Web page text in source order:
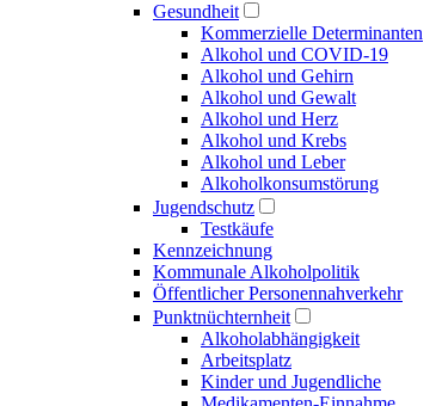
Gesundheit
Kommerzielle Determinanten
Alkohol und COVID-19
Alkohol und Gehirn
Alkohol und Gewalt
Alkohol und Herz
Alkohol und Krebs
Alkohol und Leber
Alkoholkonsumstörung
Jugendschutz
Testkäufe
Kennzeichnung
Kommunale Alkoholpolitik
Öffentlicher Personennahverkehr
Punktnüchternheit
Alkoholabhängigkeit
Arbeitsplatz
Kinder und Jugendliche